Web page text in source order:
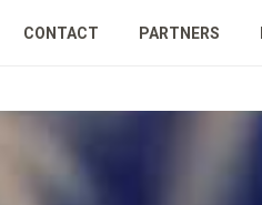
CONTACT PARTNERS